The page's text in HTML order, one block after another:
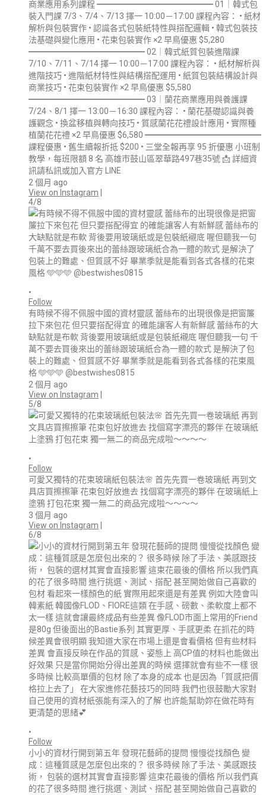
商業應用系列課程 ━━━━━━━━━━━━━━ 01｜韓式包
裝入門課 7/3、7/4、7/13 擇一 10:00－17:00 課程內容： • 紙材
解析與包裝實作 • 認識各式包裝紙特性與搭配邏輯 • 韓式包裝技
法基礎與變化應用 • 花束包裝實作 ×2 早鳥優惠 $5,280
━━━━━━━━━━━━━━ 02｜韓式紙質包裝進階課
7/10、7/11、7/14 擇一 10:00－17:00 課程內容： • 紙材解析與
進階技巧 • 進階紙材特性與結構搭配運用 • 紙質包裝結構設計與
商業技巧 • 花束包裝實作 ×2 早鳥優惠 $5,580
━━━━━━━━━━━━━━ 03｜蘭花商業應用與養護課
7/24、8/1 擇一 13:00－16:30 課程內容： • 蘭花基礎認識與養
護觀念 • 換盆移植與轉向技巧 • 質感蘭花花禮設計應用 • 實際種
植蘭花花禮 ×2 早鳥優惠 $6,580 ━━━━━━━━━━━━━━
課程優惠 • 舊生續報折抵 $200 • 三堂全報再享 95 折優惠 小班制
教學，每班限額 8 名 高雄市鼓山區翠華路497巷35號 📩 詳細資
訊請私訊或加入官方 LINE
2 個月 ago
View on Instagram
4/8
•
Follow
有時候不得不佩服中國的資材靈感 蕾絲布的出現很像是把窗簾
拉下來包花 但只要搭配得宜 的確能讓客人有新鮮感 蕾絲布的大
缺點就是布軟 背後要用玻璃紙或是包裝紙襯底 喔但聽我一句 千
萬不要去買後來出的蕾絲跟玻璃紙合為一體的款式 是解決了包
裝上的難處、但質感不好 畢業季就是能看到各式各樣的花束風
格 🩵🩵🩵 @bestwishes0815
2 個月 ago
View on Instagram
5/8
•
Follow
可愛又獨特的花束玻璃紙包裝法🌸 首先先買一卷玻璃紙 再到文
具店買擦擦筆 花束包好放進去 找個寫字漂亮的夥伴 在玻璃紙上
塗鴉 打包花束 獨一無二的商品完成啦～～～～
3 個月 ago
View on Instagram
6/8
•
Follow
小小的資材行開到第五年 發現花藝師的提問 慢慢從找顏色 變
成：這種質感是怎麼包出來的？ 很多時候 除了手法、美感跟技
術， 包裝的選材其實會直接影響 這束花最後的價格 所以我們真
的花了很多時間 進行挑選、測試、搭配 甚至開始做自己喜歡的